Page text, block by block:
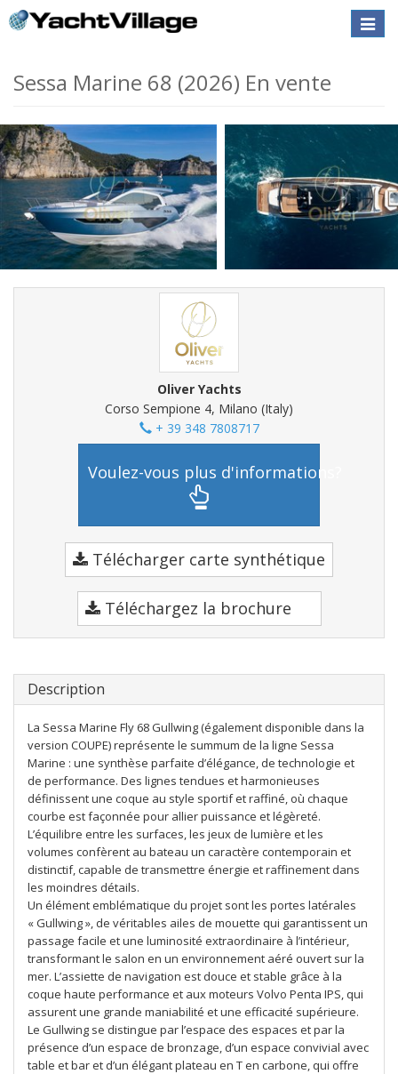
Toggle
Sessa Marine 68 (2026) En vente
Oliver Yachts
Corso Sempione 4, Milano (Italy)
+ 39 348 7808717
Voulez-vous plus d'informations?
Télécharger carte synthétique
Téléchargez la brochure
Description
La Sessa Marine Fly 68 Gullwing (également disponible dans la
version COUPE) représente le summum de la ligne Sessa
Marine : une synthèse parfaite d’élégance, de technologie et
de performance. Des lignes tendues et harmonieuses
définissent une coque au style sportif et raffiné, où chaque
courbe est façonnée pour allier puissance et légèreté.
L’équilibre entre les surfaces, les jeux de lumière et les
volumes confèrent au bateau un caractère contemporain et
distinctif, capable de transmettre énergie et raffinement dans
les moindres détails.
Un élément emblématique du projet sont les portes latérales
« Gullwing », de véritables ailes de mouette qui garantissent un
passage facile et une luminosité extraordinaire à l’intérieur,
transformant le salon en un environnement aéré ouvert sur la
mer. L’assiette de navigation est douce et stable grâce à la
coque haute performance et aux moteurs Volvo Penta IPS, qui
assurent une grande maniabilité et une efficacité supérieure.
Le Gullwing se distingue par l’espace des espaces et par la
présence d’un espace de bronzage, d’un espace convivial avec
table et bar et d’un élégant plateau en T en carbone, qui offre